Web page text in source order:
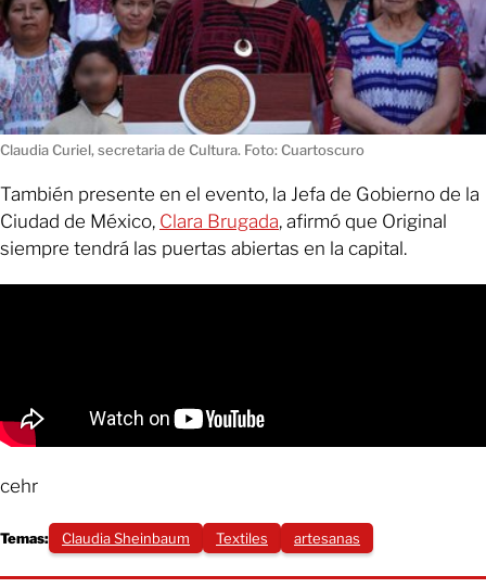
Claudia Curiel, secretaria de Cultura. Foto: Cuartoscuro
También presente en el evento, la Jefa de Gobierno de la
Ciudad de México, Clara Brugada, afirmó que Original
siempre tendrá las puertas abiertas en la capital.
cehr
Temas: Claudia Sheinbaum Textiles artesanas